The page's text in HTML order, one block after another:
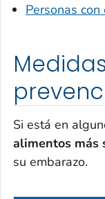
Personas
Si está en
alimentos más
su embarazo.